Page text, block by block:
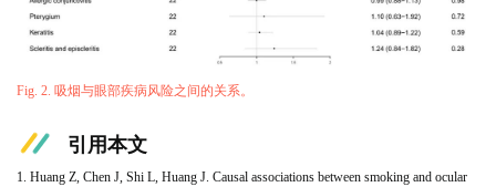
Fig. 2. 吸烟与眼部疾病风险之间的关系。
引用本文
1. Huang Z, Chen J, Shi L, Huang J. Causal associations between smoking and ocular